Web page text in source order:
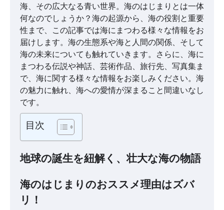
海、その広大なる青い世界。海のはじまりとは一体
何なのでしょうか？海の起源から、海の役割と重要
性まで、この記事では海にまつわる様々な情報をお
届けします。海の生態系や海と人間の関係、そして
海の未来についても触れていきます。さらに、海に
まつわる伝説や神話、芸術作品、旅行先、写真集ま
で、海に関する様々な情報をお楽しみください。海
の魅力に触れ、海への愛情が深まること間違いなし
です。
目次
地球の誕生を紐解く、壮大な海の物語
海のはじまりのおススメ理由はズバ
リ！